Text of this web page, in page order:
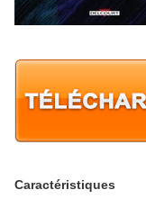
Caractéristiques